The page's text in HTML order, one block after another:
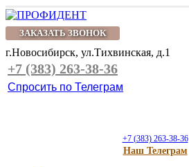
ЗАКАЗАТЬ ЗВОНОК
г.Новосибирск, ул.Тихвинская, д.1
+7 (383) 263-38-36
Спросить по Телеграм
+7 (383) 263-38-36
Наш Телеграм